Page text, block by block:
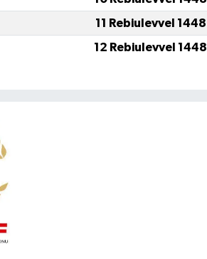
11 Rebiulevvel 1448
12 Rebiulevvel 1448